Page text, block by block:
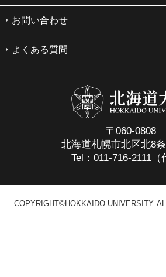
お問い合わせ
よくある質問
〒060-0808
北海道札幌市北区北8
Tel：011-716-2111（
COPYRIGHT©HOKKAIDO UNIVERSITY.